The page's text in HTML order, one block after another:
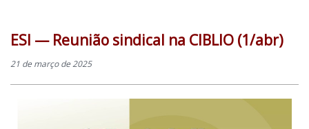
ESI — Reunião sindical na CIBLIO (1/abr)
21 de março de 2025